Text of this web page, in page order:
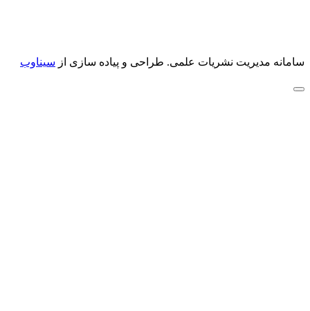
سامانه مدیریت نشریات علمی. طراحی و پیاده سازی از سیناوب